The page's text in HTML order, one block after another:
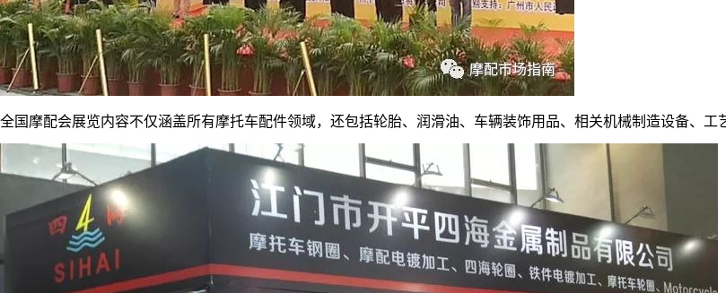
全国摩配会展览内容不仅涵盖所有摩托车配件领域，还包括轮胎、润滑油、车辆装饰用品、相关机械制造设备、工